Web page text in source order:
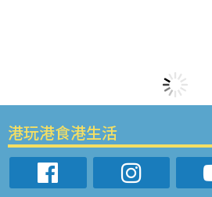
港玩港食港生活